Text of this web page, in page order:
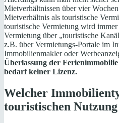
Mietverhältnissen über vier
Mietverhältnis als touristische
touristische Vermietung wird
Vermietung über „touristische
z.B. über Vermietungs-Portale im
Immobilienmakler oder
Überlassung der
bedarf keiner Lizenz.
Welcher
touristischen